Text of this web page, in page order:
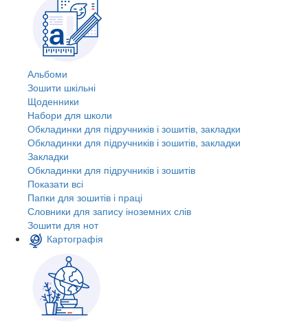
Альбоми
Зошити шкільні
Щоденники
Набори для школи
Обкладинки для підручників і зошитів, закладки
Обкладинки для підручників і зошитів, закладки
Закладки
Обкладинки для підручників і зошитів
Показати всі
Папки для зошитів і праці
Словники для запису іноземних слів
Зошити для нот
Картографія